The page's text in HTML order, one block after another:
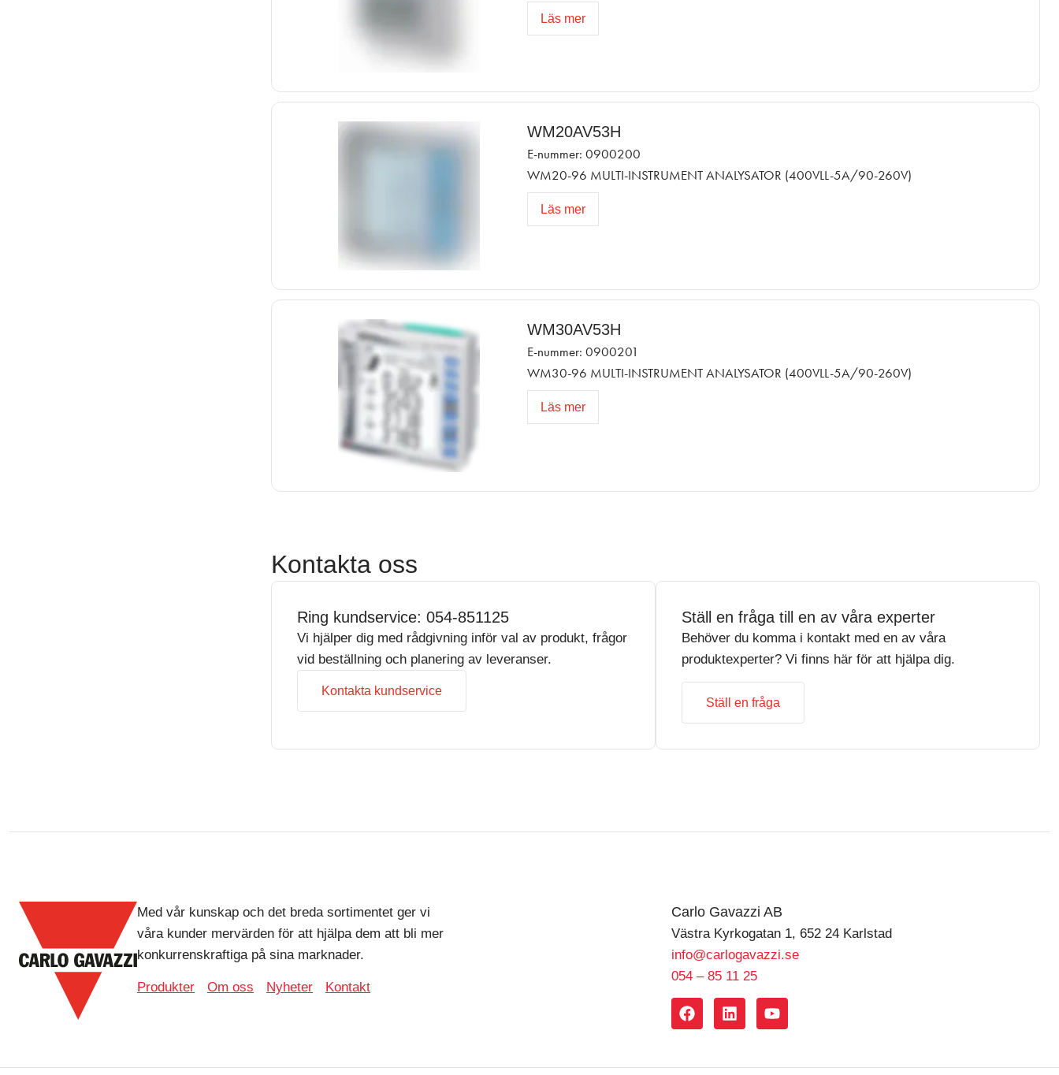
Läs mer
WM20AV53H
E-nummer: 0900200
WM20-96 MULTI-INSTRUMENT ANALYSATOR (400VLL-5A/90-260V)
Läs mer
WM30AV53H
E-nummer: 0900201
WM30-96 MULTI-INSTRUMENT ANALYSATOR (400VLL-5A/90-260V)
Läs mer
Kontakta oss
Ring kundservice: 054-851125
Vi hjälper dig med rådgivning inför val av produkt, frågor
vid beställning och planering av leveranser.
Kontakta kundservice
Ställ en fråga till en av våra experter
Behöver du komma i kontakt med en av våra
produktexperter? Vi finns här för att hjälpa dig.
Ställ en fråga
Med vår kunskap och det breda sortimentet ger vi
våra kunder mervärden för att hjälpa dem att bli mer
konkurrenskraftiga på sina marknader.
Produkter Om oss Nyheter Kontakt
Carlo Gavazzi AB
Västra Kyrkogatan 1, 652 24 Karlstad
info@carlogavazzi.se
054 – 85 11 25